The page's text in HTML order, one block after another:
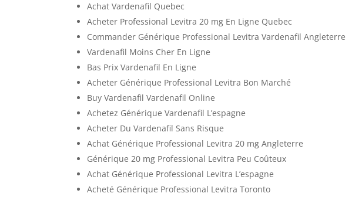
Achat Vardenafil Quebec
Acheter Professional Levitra 20 mg En Ligne Quebec
Commander Générique Professional Levitra Vardenafil Angleterre
Vardenafil Moins Cher En Ligne
Bas Prix Vardenafil En Ligne
Acheter Générique Professional Levitra Bon Marché
Buy Vardenafil Vardenafil Online
Achetez Générique Vardenafil L’espagne
Acheter Du Vardenafil Sans Risque
Achat Générique Professional Levitra 20 mg Angleterre
Générique 20 mg Professional Levitra Peu Coûteux
Achat Générique Professional Levitra L’espagne
Acheté Générique Professional Levitra Toronto